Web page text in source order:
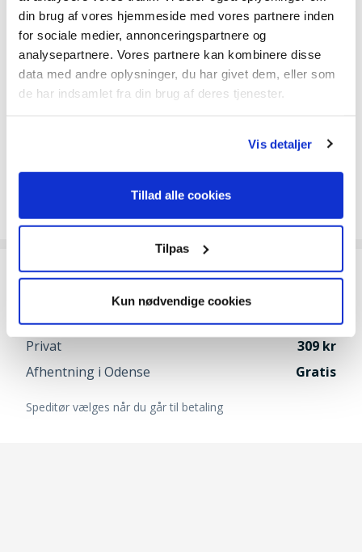
din brug af vores hjemmeside med vores partnere inden
for sociale medier, annonceringspartnere og
analysepartnere. Vores partnere kan kombinere disse
data med andre oplysninger, du har givet dem, eller som
de har indsamlet fra din brug af deres tjenester.
Vis detaljer
Tillad alle cookies
Tilpas
Kun nødvendige cookies
Fabrikant
Texas A/S | Knullen 22 |
5260 Odense S | Danmark
Tel. 6395 5555 |
www.texas.dk | CVR
66212319
Reservedelstegning
Fragt
Erhverv
259
Privat
309
Afhentning i Odense
Gratis
Speditør vælges når du går til betaling